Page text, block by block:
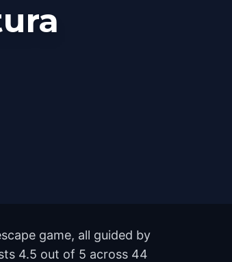
game, all guided by
4.5 out of 5 across 44